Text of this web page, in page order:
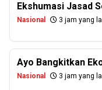
Ekshumasi Jasad
Nasional 3 jam yang
Ayo Bangkitkan
Nasional 3 jam yang